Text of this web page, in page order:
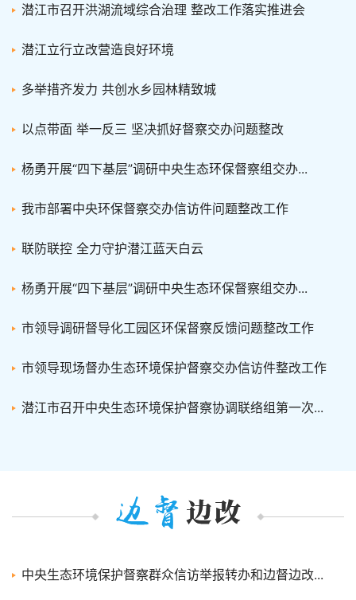
潜江市召开洪湖流域综合治理 整改工作落实推进会
潜江立行立改营造良好环境
多举措齐发力 共创水乡园林精致城
以点带面 举一反三 坚决抓好督察交办问题整改
杨勇开展“四下基层”调研中央生态环保督察组交办...
我市部署中央环保督察交办信访件问题整改工作
联防联控 全力守护潜江蓝天白云
杨勇开展“四下基层”调研中央生态环保督察组交办...
市领导调研督导化工园区环保督察反馈问题整改工作
市领导现场督办生态环境保护督察交办信访件整改工作
潜江市召开中央生态环境保护督察协调联络组第一次...
中央生态环境保护督察群众信访举报转办和边督边改...